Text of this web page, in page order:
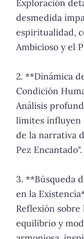
Exploración
desmedida
espiritualidad,
Ambicioso y el
2. **Dinámica
Condición
Análisis
límites influyen
de la narrativa
Pez Encantado".
3. **Búsqueda
en la
Reflexión
equilibrio y